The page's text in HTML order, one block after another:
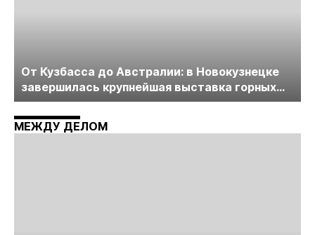
От Кузбасса до Австралии: в Новокузнецке
завершилась крупнейшая выставка горных
технологий «Недра России. Уголь России и
Майнинг»
МЕЖДУ ДЕЛОМ